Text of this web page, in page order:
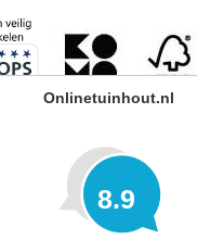
Onlinetuinhout.nl
8.9